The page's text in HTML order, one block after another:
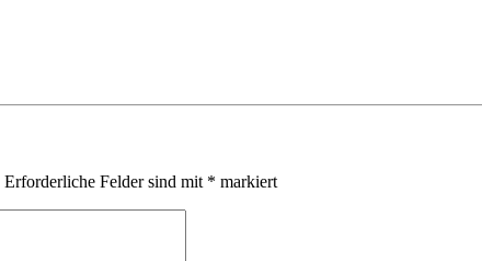
Erforderliche Felder sind mit * markiert